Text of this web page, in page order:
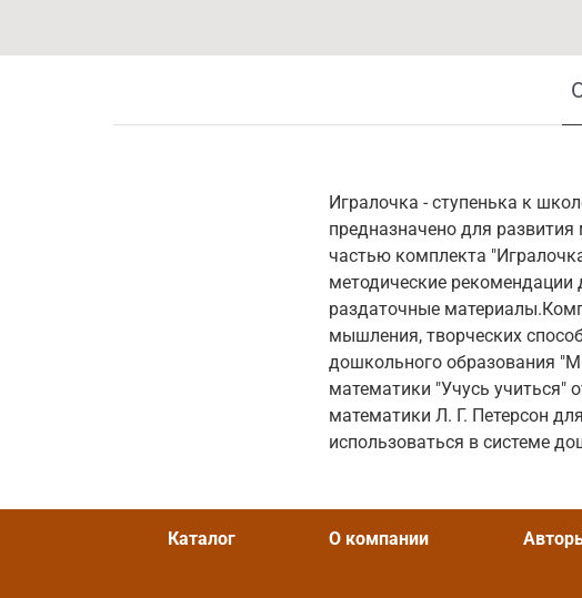
Игралочка - ступенька к
предназначено для развития
частью комплекта
методические рекомендации
раздаточные
мышления, творческих
дошкольного образования
математики "Учусь учиться"
математики Л. Г. Петерсон
использоваться в системе
Каталог О компании